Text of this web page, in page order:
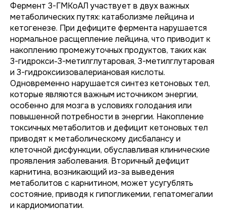
Фермент 3-ГМКоАЛ участвует в двух важных
метаболических путях: катаболизме лейцина и
кетогенезе. При дефиците фермента нарушается
нормальное расщепление лейцина, что приводит к
накоплению промежуточных продуктов, таких как
3-гидрокси-3-метилглутаровая, 3-метилглутаровая
и 3-гидроксиизовалериановая кислоты.
Одновременно нарушается синтез кетоновых тел,
которые являются важным источником энергии,
особенно для мозга в условиях голодания или
повышенной потребности в энергии. Накопление
токсичных метаболитов и дефицит кетоновых тел
приводят к метаболическому дисбалансу и
клеточной дисфункции, обуславливая клинические
проявления заболевания. Вторичный дефицит
карнитина, возникающий из-за выведения
метаболитов с карнитином, может усугублять
состояние, приводя к гипогликемии, гепатомегалии
и кардиомиопатии.